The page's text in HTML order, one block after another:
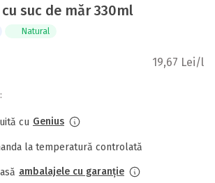
suc de măr 330ml
Natural
19,67 Lei/l
cu Genius
la temperatură controlată
ambalajele cu garanție